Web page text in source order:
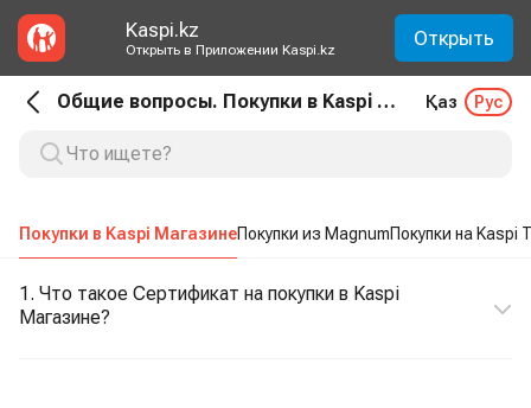
Kaspi.kz
Открыть в Приложении Kaspi.kz Открыть
Общие вопросы. Покупки в Kaspi Магазине Қаз Рус
Покупки в Kaspi МагазинеПокупки из MagnumПокупки на Kaspi
1. Что такое Сертификат на покупки в Kaspi
Магазине?